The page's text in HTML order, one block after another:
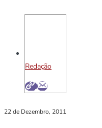
Redação
22 de Dezembro, 2011